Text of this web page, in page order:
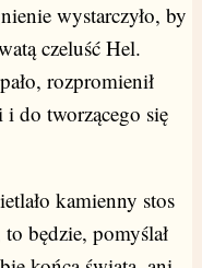
wystarczyło, by
czeluść Hel.
rozpromienił
i do tworzącego się
kamienny stos
będzie, pomyślał